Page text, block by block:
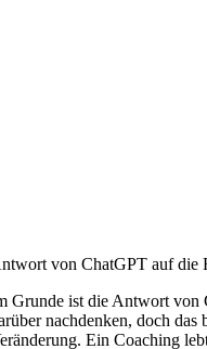
von ChatGPT auf die
Grunde ist die Antwort von
nachdenken, doch
Ein Coaching